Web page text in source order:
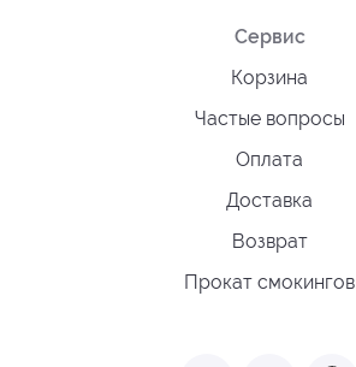
Сервис
Корзина
Частые вопросы
Оплата
Доставка
Возврат
Прокат смокингов